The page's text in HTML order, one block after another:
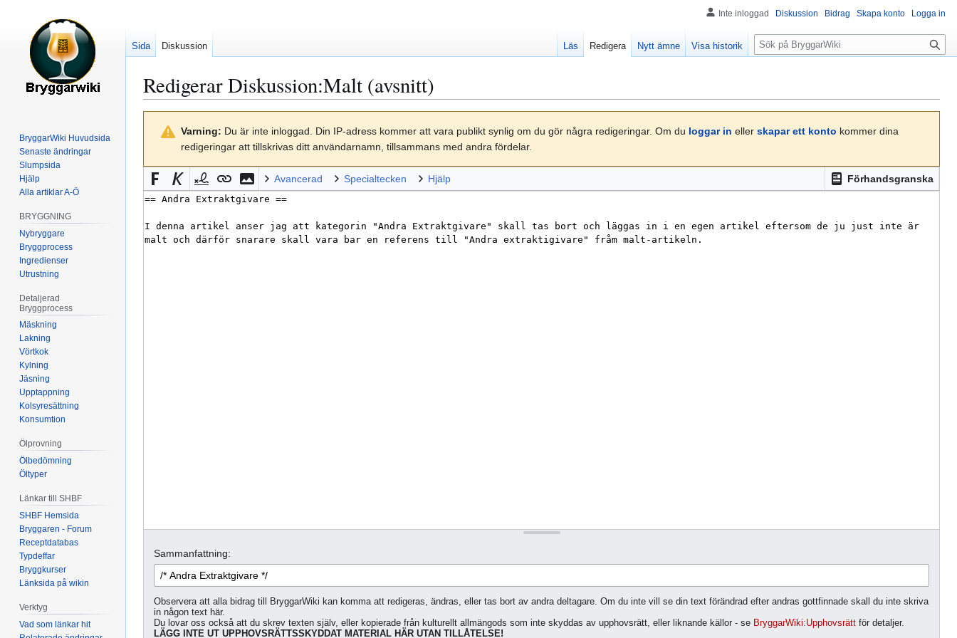
RedigerarDiskussion:Malt (avsnitt)
navigering
Varning: Du är inte inloggad. Din IP-adress kommer att vara publikt synlig om du gör några redigeringar. Om du loggar in eller skapar ett konto kommer dina
redigeringar att tillskrivas ditt användarnamn, tillsammans med andra fördelar.
Förhandsgranska
Avancerad Specialtecken Hjälp
Sammanfattning:
Observera att alla bidrag till BryggarWiki kan komma att redigeras, ändras, eller tas bort av andra deltagare. Om du inte vill se din text förändrad efter andras gottfinnade skall du inte skriva
in någon text här.
Du lovar oss också att du skrev texten själv, eller kopierade från kulturellt allmängods som inte skyddas av upphovsrätt, eller liknande källor - se BryggarWiki:Upphovsrätt för detaljer.
LÄGG INTE UT UPPHOVSRÄTTSSKYDDAT MATERIAL HÄR UTAN TILLÅTELSE!
Inte inloggad Diskussion Bidrag Skapa konto Logga in
Sida Diskussion Läs Redigera Nytt ämne Visa historik
S
ö
BryggarWiki Huvudsida
Senaste ändringar
Slumpsida
Hjälp
Alla artiklar A-Ö
BRYGGNING
Nybryggare
Bryggprocess
Ingredienser
Utrustning
Detaljerad
Bryggprocess
Mäskning
Lakning
Vörtkok
Kylning
Jäsning
Upptappning
Kolsyresättning
Konsumtion
Ölprovning
Ölbedömning
Öltyper
Länkar till SHBF
SHBF Hemsida
Bryggaren - Forum
Receptdatabas
Typdeffar
Bryggkurser
Länksida på wikin
Verktyg
Vad som länkar hit